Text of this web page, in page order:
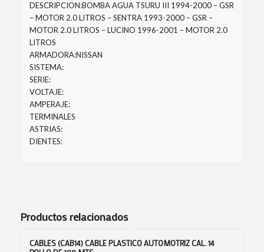
DESCRIPCION:BOMBA AGUA TSURU III 1994-2000 – GSR
– MOTOR 2.0 LITROS – SENTRA 1993-2000 – GSR –
MOTOR 2.0 LITROS – LUCINO 1996-2001 – MOTOR 2.0
LITROS
ARMADORA:NISSAN
SISTEMA:
SERIE:
VOLTAJE:
AMPERAJE:
TERMINALES
ASTRIAS:
DIENTES:
Productos relacionados
CABLES (CAB14) CABLE PLASTICO AUTOMOTRIZ CAL. 14